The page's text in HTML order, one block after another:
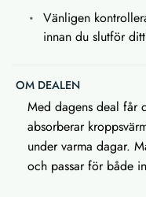
Vänligen
innan du slutför
OM DEALEN
Med dagens deal får
absorberar
under varma dagar.
och passar för både